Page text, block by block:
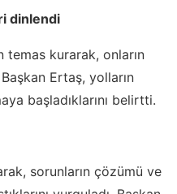
dinlendi
temas kurarak, onların
Ertaş, yolların
başladıklarını belirtti.
sorunların çözümü ve